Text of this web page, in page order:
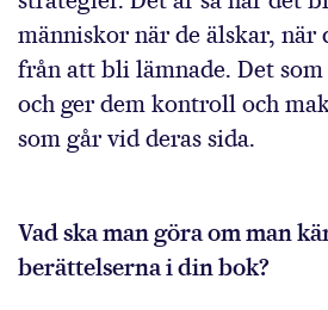
människor när de älskar, när
från att bli lämnade. Det
och ger dem kontroll och
som går vid deras sida.
Vad ska man göra om man
berättelserna i din bok?